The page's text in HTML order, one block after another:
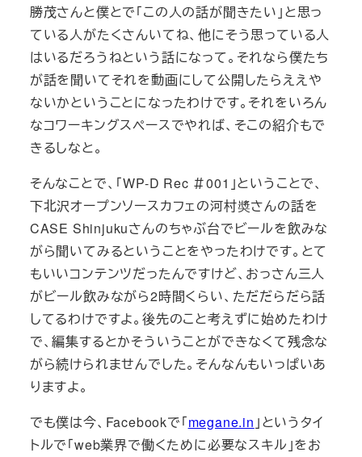
勝茂さんと僕とで「この人の話が聞きたい」と思っ
ている人がたくさんいてね、他にそう思っている人
はいるだろうねという話になって。それなら僕たち
が話を聞いてそれを動画にして公開したらええや
ないかということになったわけです。それをいろん
なコワーキングスペースでやれば、そこの紹介もで
きるしなと。
そんなことで、「WP-D Rec ＃001」ということで、
下北沢オープンソースカフェの河村奬さんの話を
CASE Shinjukuさんのちゃぶ台でビールを飲みな
がら聞いてみるということをやったわけです。とて
もいいコンテンツだったんですけど、おっさん三人
がビール飲みながら2時間くらい、ただだらだら話
してるわけですよ。後先のこと考えずに始めたわけ
で、編集するとかそういうことができなくて残念な
がら続けられませんでした。そんなんもいっぱいあ
りますよ。
でも僕は今、Facebookで「megane.in 」というタイ
トルで「web業界で働くために必要なスキル」をお